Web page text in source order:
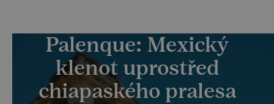
Palenque: Mexický
klenot uprostřed
chiapaského pralesa